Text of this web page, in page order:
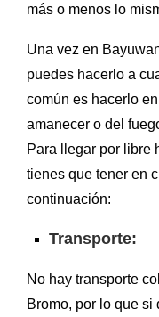
más o menos lo
Una vez en
puedes hacerlo a
común es hacerlo
amanecer o del
Para llegar por libre
tienes que tener en
continuación:
Transporte:
No hay transporte
Bromo, por lo que